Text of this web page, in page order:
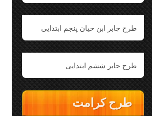
طرح جابر ابن حیان پنجم ابتدایی
طرح جابر ششم ابتدایی
طرح کرامت